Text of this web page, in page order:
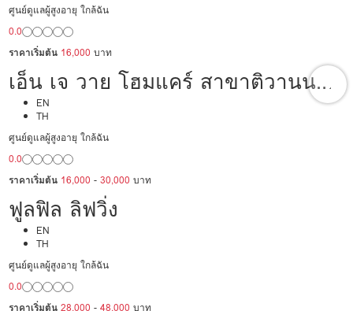
ศูนย์ดูแลผู้สูงอายุ ใกล้ฉัน
0.0
ราคาเริ่มต้น 16,000 บาท
เอ็น เจ วาย โฮมแคร์ สาขาติวานนท์
38/1 ​
EN
TH
ศูนย์ดูแลผู้สูงอายุ ใกล้ฉัน
0.0
ราคาเริ่มต้น 16,000 -30,000 บาท
ฟูลฟิล ลิฟวิ่ง
EN
TH
ศูนย์ดูแลผู้สูงอายุ ใกล้ฉัน
0.0
ราคาเริ่มต้น 28,000 -48,000 บาท